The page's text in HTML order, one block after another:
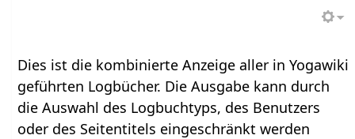
Dies ist die kombinierte Anzeige aller in Yogawiki
geführten Logbücher. Die Ausgabe kann durch
die Auswahl des Logbuchtyps, des Benutzers
oder des Seitentitels eingeschränkt werden